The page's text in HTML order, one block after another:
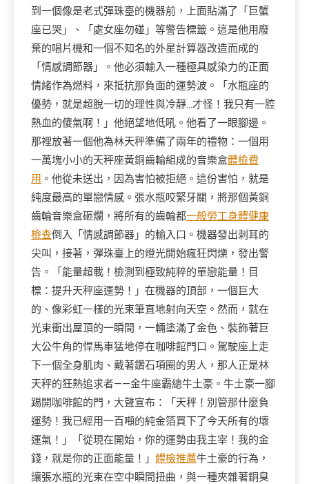
到一個像是老式彈珠臺的機器前，上面貼滿了「巨蟹
座已哭」、「處女座勿碰」等警告標籤。這是他用廢
棄的唱片機和一個不知名的外星計算器改造而成的
「情感調節器」。他必須輸入一種極具感染力的正面
情緒作為燃料，來抵抗那負面的運勢波。「水瓶座的
優勢，就是超脫一切的理性與冷靜…才怪！我只有一腔
熱血的傻氣啊！」他絕望地低吼。他看了一眼腳邊。
那裡放著一個他為林天秤準備了兩年的禮物：一個用
一萬塊小小的天秤座黃銅齒輪組成的音樂盒體檢費
用 。他從未送出，因為害怕被拒絕。這份害怕，就是
純度最高的單戀情感。張水瓶咬緊牙關，將那個黃銅
齒輪音樂盒砸爛，將所有的齒輪都一般勞工身體健康
檢查倒入「情感調節器」的輸入口。機器發出刺耳的
尖叫，接著，彈珠臺上的燈光開始瘋狂閃爍，發出警
告。「能量超載！檢測到極致純粹的單戀能量！目
標：提升天秤座運勢！」在機器的頂部，一個巨大
的、像彩虹一樣的光束筆直地射向天空。然而，就在
光束衝出屋頂的一瞬間，一輛塗滿了金色、裝飾著巨
大公牛角的悍馬車猛地停在咖啡館門口。駕駛座上走
下一個全身肌肉、戴著鑽石項圈的男人，那人正是林
天秤的狂熱追求者——金牛座霸總牛土豪。牛土豪一腳
踢開咖啡館的門，大聲宣布：「天秤！別管那什麼負
運勢！我已經用一百噸的純金箔買下了今天所有的壞
運氣！」「從現在開始，你的運勢由我主宰！我的金
錢，就是你的正面能量！」 體檢推薦牛土豪的行為，
讓張水瓶的光束在空中瞬間扭曲，與一種夾雜著銅臭